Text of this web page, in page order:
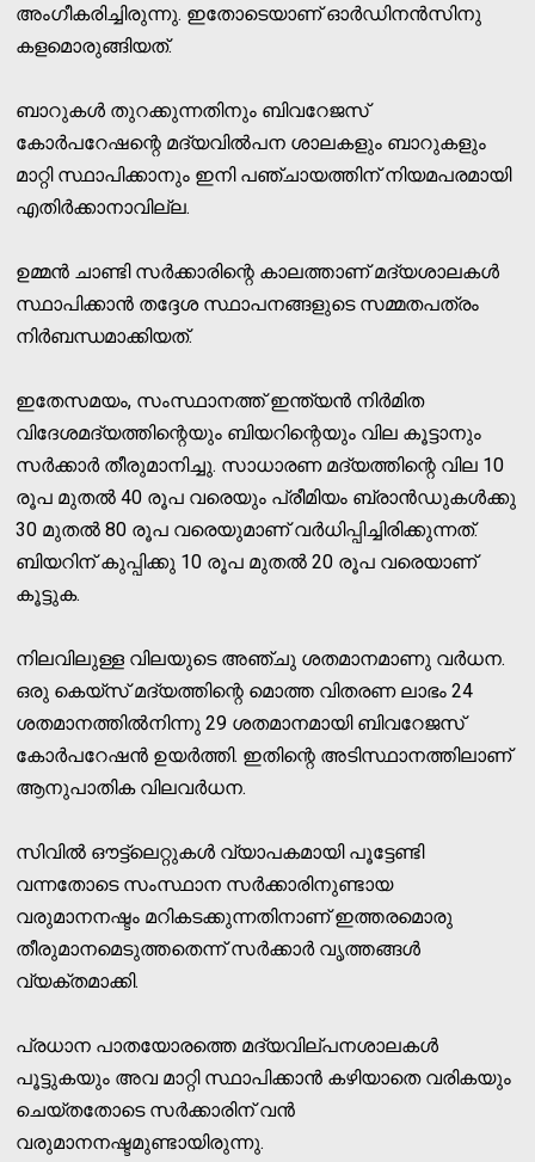
അംഗീകരിച്ചിരുന്നു. ഇതോടെയാണ് ഓര്‍ഡിനന്‍സിനു
കളമൊരുങ്ങിയത്.
ബാറുകള്‍ തുറക്കുന്നതിനും ബിവറേജസ്
കോര്‍പറേഷന്റെ മദ്യവില്‍പന ശാലകളും ബാറുകളും
മാറ്റി സ്ഥാപിക്കാനും ഇനി പഞ്ചായത്തിന് നിയമപരമായി
എതിര്‍ക്കാനാവില്ല.
ഉമ്മന്‍ ചാണ്ടി സര്‍ക്കാരിന്റെ കാലത്താണ് മദ്യശാലകള്‍
സ്ഥാപിക്കാന്‍ തദ്ദേശ സ്ഥാപനങ്ങളുടെ സമ്മതപത്രം
നിര്‍ബന്ധമാക്കിയത്.
ഇതേസമയം, സംസ്ഥാനത്ത് ഇന്ത്യന്‍ നിര്‍മിത
വിദേശമദ്യത്തിന്റെയും ബിയറിന്റെയും വില കൂട്ടാനും
സര്‍ക്കാര്‍ തീരുമാനിച്ചു. സാധാരണ മദ്യത്തിന്റെ വില 10
രൂപ മുതല്‍ 40 രൂപ വരെയും പ്രീമിയം ബ്രാന്‍ഡുകള്‍ക്കു
30 മുതല്‍ 80 രൂപ വരെയുമാണ് വര്‍ധിപ്പിച്ചിരിക്കുന്നത്.
ബിയറിന് കുപ്പിക്കു 10 രൂപ മുതല്‍ 20 രൂപ വരെയാണ്
കൂട്ടുക.
നിലവിലുള്ള വിലയുടെ അഞ്ചു ശതമാനമാണു വര്‍ധന.
ഒരു കെയ്‌സ് മദ്യത്തിന്റെ മൊത്ത വിതരണ ലാഭം 24
ശതമാനത്തില്‍നിന്നു 29 ശതമാനമായി ബിവറേജസ്
കോര്‍പറേഷന്‍ ഉയര്‍ത്തി. ഇതിന്റെ അടിസ്ഥാനത്തിലാണ്
ആനുപാതിക വിലവര്‍ധന.
സിവില്‍ ഔട്ട്‌ലെറ്റുകള്‍ വ്യാപകമായി പൂട്ടേണ്ടി
വന്നതോടെ സംസ്ഥാന സര്‍ക്കാരിനുണ്ടായ
വരുമാനനഷ്ടം മറികടക്കുന്നതിനാണ് ഇത്തരമൊരു
തീരുമാനമെടുത്തതെന്ന് സര്‍ക്കാര്‍ വൃത്തങ്ങള്‍
വ്യക്തമാക്കി.
പ്രധാന പാതയോരത്തെ മദ്യവില്പനശാലകള്‍
പൂട്ടുകയും അവ മാറ്റി സ്ഥാപിക്കാന്‍ കഴിയാതെ വരികയും
ചെയ്തതോടെ സര്‍ക്കാരിന് വന്‍
വരുമാനനഷ്ടമുണ്ടായിരുന്നു.